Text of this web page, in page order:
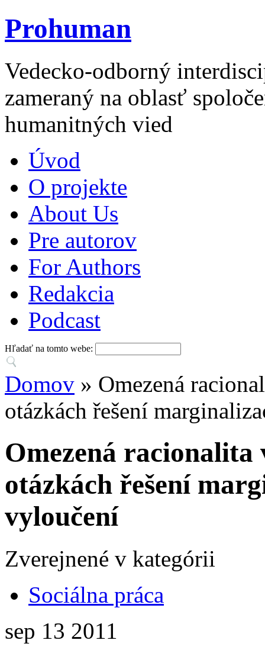
Prohuman
Vedecko-odborný
zameraný na oblasť
humanitných vied
Úvod
O projekte
About Us
Pre autorov
For Authors
Redakcia
Podcast
Hľadať na tomto webe:
Domov » Omezená
otázkách řešení
Omezená
otázkách řešení
vyloučení
Zverejnené v kategórii
Sociálna práca
sep 13 2011